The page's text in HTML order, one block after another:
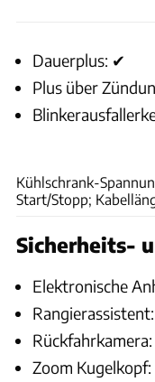
Dauerplus: ✔
Plus über
Kühlschrank-
Start/Stopp;
Sicherheits-
Elektronische
Zoom